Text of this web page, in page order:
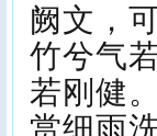
阙文，
竹兮气
若刚健
赏细雨